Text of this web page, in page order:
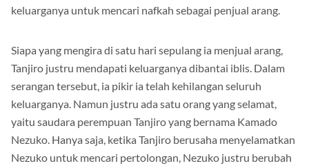
keluarganya untuk mencari nafkah sebagai penjual arang.
Siapa yang mengira di satu hari sepulang ia menjual arang,
Tanjiro justru mendapati keluarganya dibantai iblis. Dalam
serangan tersebut, ia pikir ia telah kehilangan seluruh
keluarganya. Namun justru ada satu orang yang selamat,
yaitu saudara perempuan Tanjiro yang bernama Kamado
Nezuko. Hanya saja, ketika Tanjiro berusaha menyelamatkan
Nezuko untuk mencari pertolongan, Nezuko justru berubah